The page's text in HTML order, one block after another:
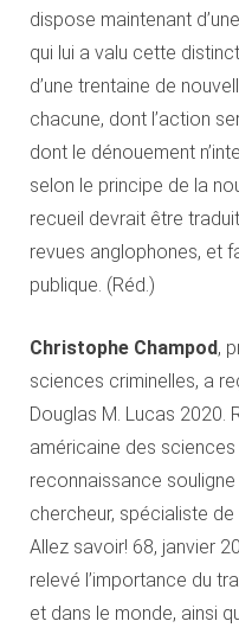
dispose maintenant
qui lui a valu cette
d’une trentaine de
chacune, dont l’action
dont le dénouement
selon le principe de la
recueil devrait être
revues anglophones, et
publique. (Réd.)
Christophe Champod,
sciences criminelles, a
Douglas M. Lucas 2020.
américaine des
reconnaissance
chercheur, spécialiste
Allez savoir! 68, janvier
relevé l’importance du
et dans le monde, ainsi